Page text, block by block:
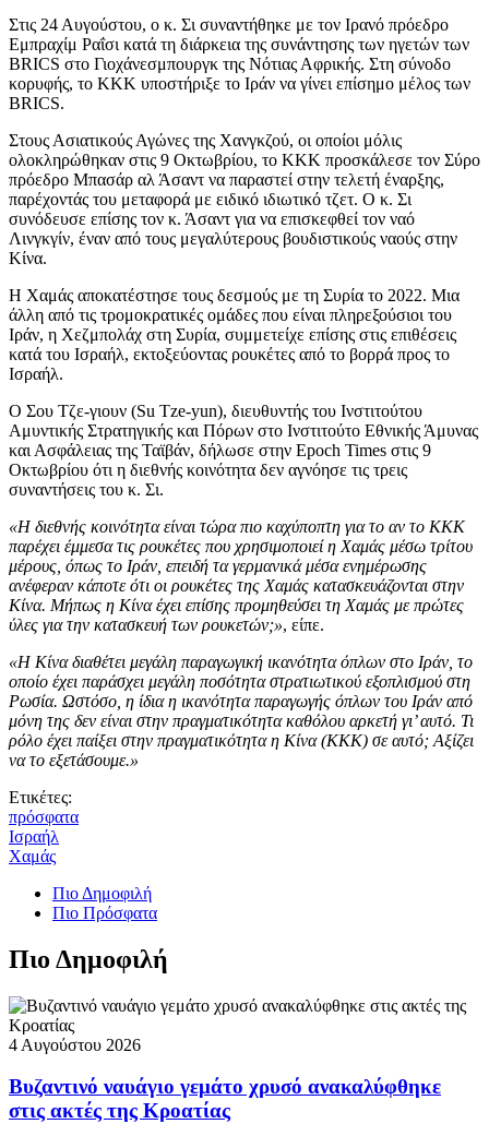
Στις 24 Αυγούστου, ο κ. Σι συναντήθηκε με τον Ιρανό πρόεδρο
Εμπραχίμ Ραΐσι κατά τη διάρκεια της συνάντησης των ηγετών των
BRICS στο Γιοχάνεσμπουργκ της Νότιας Αφρικής. Στη σύνοδο
κορυφής, το ΚΚΚ υποστήριξε το Ιράν να γίνει επίσημο μέλος των
BRICS.
Στους Ασιατικούς Αγώνες της Χανγκζού, οι οποίοι μόλις
ολοκληρώθηκαν στις 9 Οκτωβρίου, το ΚΚΚ προσκάλεσε τον Σύρο
πρόεδρο Μπασάρ αλ Άσαντ να παραστεί στην τελετή έναρξης,
παρέχοντάς του μεταφορά με ειδικό ιδιωτικό τζετ. Ο κ. Σι
συνόδευσε επίσης τον κ. Άσαντ για να επισκεφθεί τον ναό
Λινγκγίν, έναν από τους μεγαλύτερους βουδιστικούς ναούς στην
Κίνα.
Η Χαμάς αποκατέστησε τους δεσμούς με τη Συρία το 2022. Μια
άλλη από τις τρομοκρατικές ομάδες που είναι πληρεξούσιοι του
Ιράν, η Χεζμπολάχ στη Συρία, συμμετείχε επίσης στις επιθέσεις
κατά του Ισραήλ, εκτοξεύοντας ρουκέτες από το βορρά προς το
Ισραήλ.
Ο Σου Τζε-γιουν (Su Tze-yun), διευθυντής του Ινστιτούτου
Αμυντικής Στρατηγικής και Πόρων στο Ινστιτούτο Εθνικής Άμυνας
και Ασφάλειας της Ταϊβάν, δήλωσε στην Epoch Times στις 9
Οκτωβρίου ότι η διεθνής κοινότητα δεν αγνόησε τις τρεις
συναντήσεις του κ. Σι.
«Η διεθνής κοινότητα είναι τώρα πιο καχύποπτη για το αν το ΚΚΚ
παρέχει έμμεσα τις ρουκέτες που χρησιμοποιεί η Χαμάς μέσω τρίτου
μέρους, όπως το Ιράν, επειδή τα γερμανικά μέσα ενημέρωσης
ανέφεραν κάποτε ότι οι ρουκέτες της Χαμάς κατασκευάζονται στην
Κίνα. Μήπως η Κίνα έχει επίσης προμηθεύσει τη Χαμάς με πρώτες
ύλες για την κατασκευή των ρουκετών;», είπε.
«Η Κίνα διαθέτει μεγάλη παραγωγική ικανότητα όπλων στο Ιράν, το
οποίο έχει παράσχει μεγάλη ποσότητα στρατιωτικού εξοπλισμού στη
Ρωσία. Ωστόσο, η ίδια η ικανότητα παραγωγής όπλων του Ιράν από
μόνη της δεν είναι στην πραγματικότητα καθόλου αρκετή γι’ αυτό. Τι
ρόλο έχει παίξει στην πραγματικότητα η Κίνα (ΚΚΚ) σε αυτό; Αξίζει
να το εξετάσουμε.»
Ετικέτες:
πρόσφατα
Ισραήλ
Χαμάς
Πιο Δημοφιλή
Πιο Πρόσφατα
Πιο Δημοφιλή
4 Αυγούστου 2026
Βυζαντινό ναυάγιο γεμάτο χρυσό ανακαλύφθηκε
στις ακτές της Κροατίας